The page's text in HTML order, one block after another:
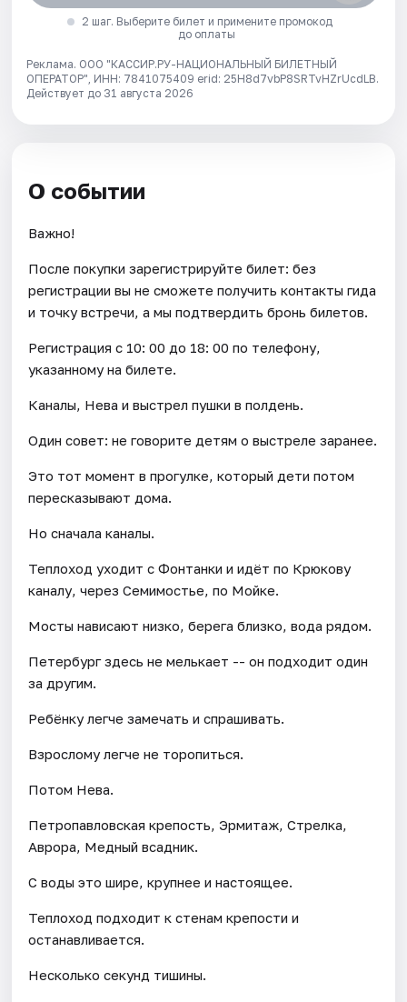
2 шаг. Выберите билет и примените промокод
до оплаты
Реклама. ООО "КАССИР.РУ-НАЦИОНАЛЬНЫЙ БИЛЕТНЫЙ
ОПЕРАТОР", ИНН: 7841075409 erid: 25H8d7vbP8SRTvHZrUcdLB.
Действует до 31 августа 2026
О событии
Важно!
После покупки зарегистрируйте билет: без
регистрации вы не сможете получить контакты гида
и точку встречи, а мы подтвердить бронь билетов.
Регистрация с 10: 00 до 18: 00 по телефону,
указанному на билете.
Каналы, Нева и выстрел пушки в полдень.
Один совет: не говорите детям о выстреле заранее.
Это тот момент в прогулке, который дети потом
пересказывают дома.
Но сначала каналы.
Теплоход уходит с Фонтанки и идёт по Крюкову
каналу, через Семимостье, по Мойке.
Мосты нависают низко, берега близко, вода рядом.
Петербург здесь не мелькает -- он подходит один
за другим.
Ребёнку легче замечать и спрашивать.
Взрослому легче не торопиться.
Потом Нева.
Петропавловская крепость, Эрмитаж, Стрелка,
Аврора, Медный всадник.
С воды это шире, крупнее и настоящее.
Теплоход подходит к стенам крепости и
останавливается.
Несколько секунд тишины.